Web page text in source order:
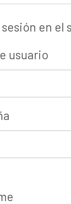
en el
usuario